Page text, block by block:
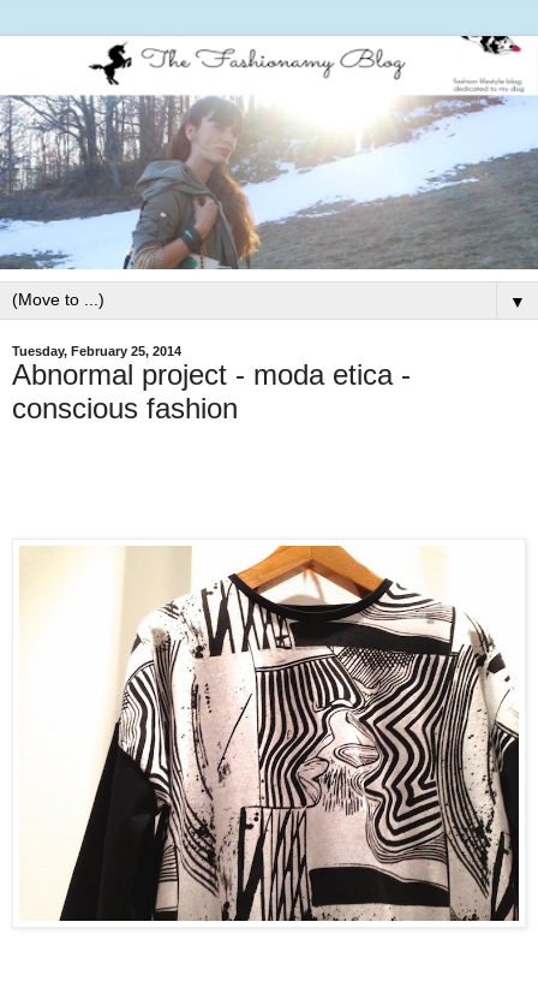
▼
Tuesday, February 25, 2014
Abnormal project - moda etica -
conscious fashion